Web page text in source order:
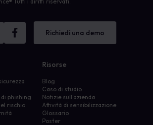
Richiedi una demo
phishing
rischio
Risorse
Blog
Caso di studio
Notizie sull'azienda
Attività di sensibilizzazione
Glossario
Poster